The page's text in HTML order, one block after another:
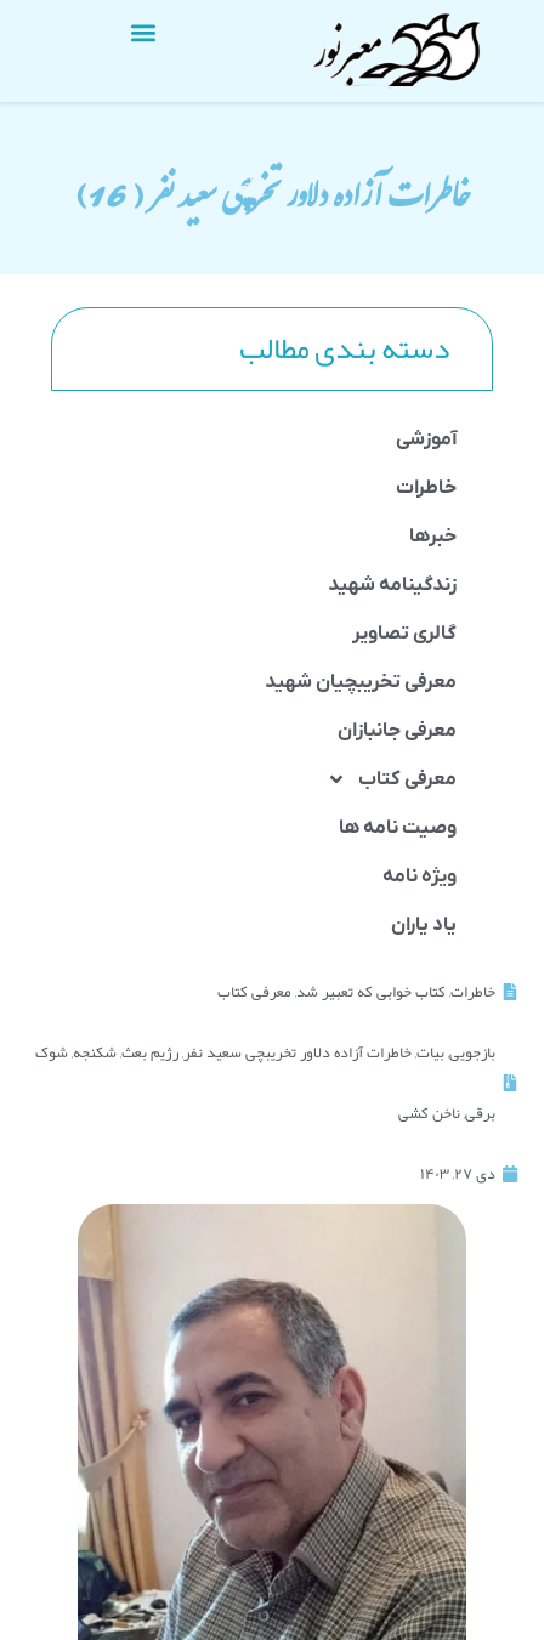
خاطرات آزاده دلاور تخریبچی سعید نفر ( 16)
دسته بندی مطالب
آموزشی
خاطرات
خبرها
زندگینامه شهید
گالری تصاویر
معرفی تخریبچیان شهید
معرفی جانبازان
معرفی کتاب
وصیت نامه ها
ویژه نامه
یاد یاران
خاطرات,کتاب خوابی که تعبیر شد,معرفی کتاب
بازجویی,بیات,خاطرات آزاده دلاور تخریبچی سعید نفر,رژیم بعث,شکنجه,شوک
برقی,ناخن کشی
دی ۲۷, ۱۴۰۳